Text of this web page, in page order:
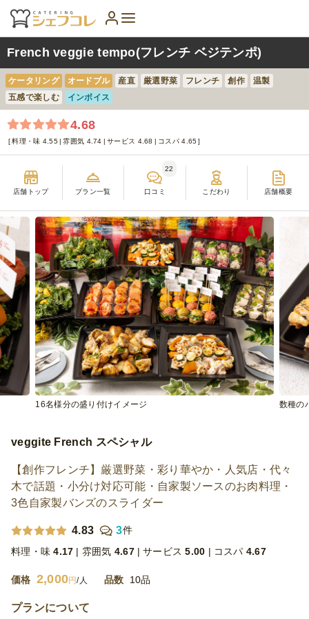
French veggie tempo(フレンチ ベジテンポ)
ケータリング オードブル 産直 厳選野菜 フレンチ 創作
温製
五感で楽しむ
インボイス
4.68
料理・味 4.55 雰囲気 4.74 サービス 4.68 コスパ 4.65
店舗トップ プラン一覧 口コミ
22
こだわり 店舗概要
16名様分の盛り付けイメージ 数種の
veggite French スペシャル
【創作フレンチ】厳選野菜・彩り華やか・人気店・代々
木で話題・小分け対応可能・自家製ソースのお肉料理・
3色自家製バンズのスライダー
4.83 3件
料理・味 4.17 雰囲気 4.67 サービス 5.00 コスパ 4.67
価格 2,000円/人 品数 10品
プランについて